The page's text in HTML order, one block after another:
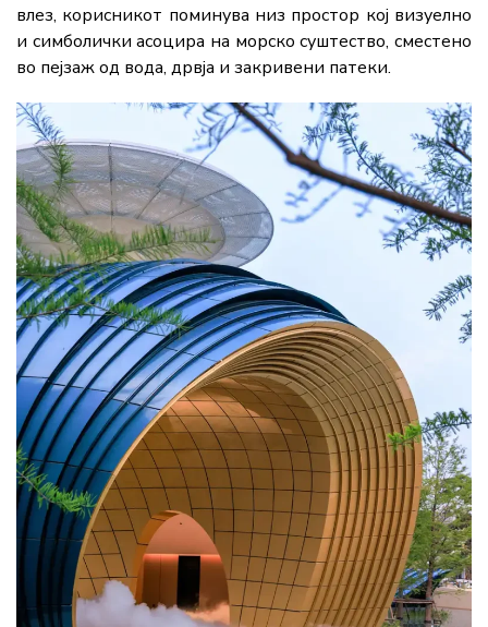
влез, корисникот поминува низ простор кој визуелно
и симболички асоцира на морско суштество, сместено
во пејзаж од вода, дрвја и закривени патеки.